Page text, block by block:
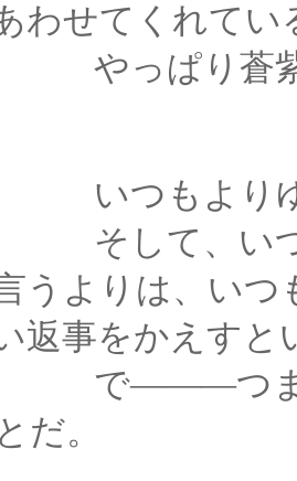
わせてくれてい
蒼紫様は優
りゆっく
いつもと違
うよりは、い
返事をかえすと
まりは、今
だ。